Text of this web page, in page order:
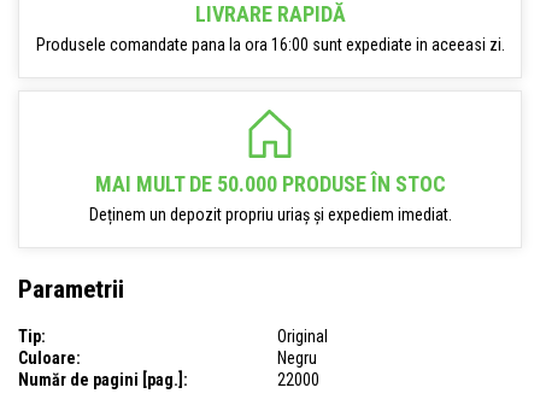
LIVRARE RAPIDĂ
Produsele comandate pana la ora 16:00 sunt expediate in aceeasi zi.
MAI MULT DE 50.000 PRODUSE ÎN STOC
Deținem un depozit propriu uriaș și expediem imediat.
Parametrii
Tip:
Original
Culoare:
Negru
Număr de pagini [pag.]:
22000